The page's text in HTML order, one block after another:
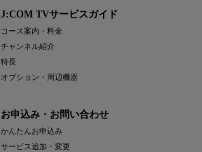
J:COM TVサービスガイド
コース案内・料金
チャンネル紹介
特長
オプション・周辺機器
お申込み・お問い合わせ
かんたんお申込み
サービス追加・変更